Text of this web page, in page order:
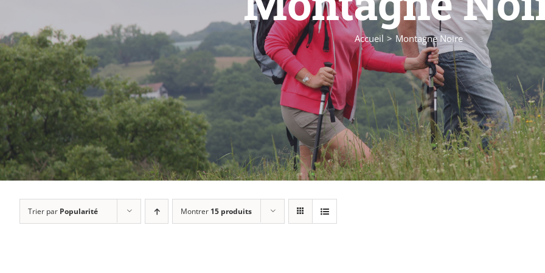
Accueil Montagne Noire
Trier par Popularité Montrer 15 produits